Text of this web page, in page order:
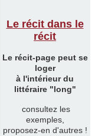
Le récit dans le
récit
Le récit-page peut se
loger
à l'intérieur du
littéraire "long"
consultez les
exemples,
proposez-en d'autres !